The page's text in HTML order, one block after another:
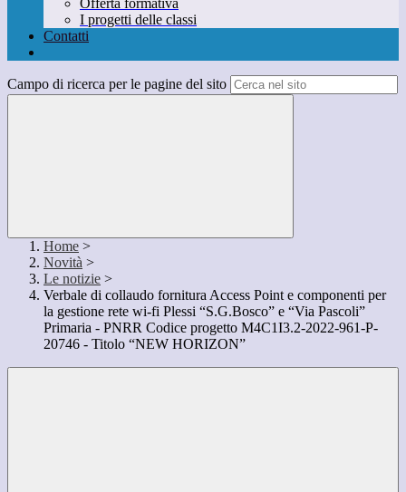
Offerta formativa
I progetti delle classi
Contatti
Campo di ricerca per le pagine del sito
Home >
Novità >
Le notizie >
Verbale di collaudo fornitura Access Point e componenti per
la gestione rete wi-fi Plessi “S.G.Bosco” e “Via Pascoli”
Primaria - PNRR Codice progetto M4C1I3.2-2022-961-P-
20746 - Titolo “NEW HORIZON”